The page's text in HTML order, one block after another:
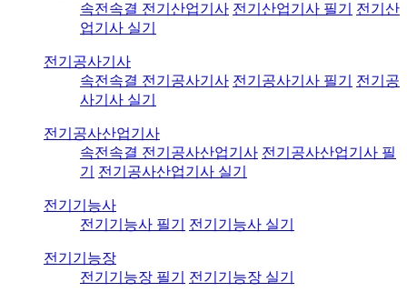
속전속결 전기산업기사 전기산업기사 필기
전기산
업기사 실기
전기공사기사
속전속결 전기공사기사 전기공사기사 필기
전기공
사기사 실기
전기공사산업기사
속전속결 전기공사산업기사 전기공사산업기사 필
기
전기공사산업기사 실기
전기기능사
전기기능사 필기
전기기능사 실기
전기기능장
전기기능장 필기
전기기능장 실기